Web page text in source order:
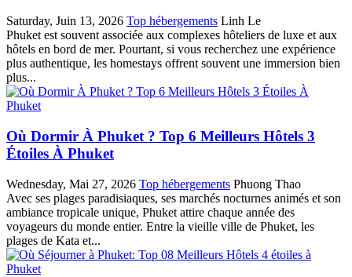
Saturday, Juin 13, 2026 Top hébergements Linh Le
Phuket est souvent associée aux complexes hôteliers de luxe et aux
hôtels en bord de mer. Pourtant, si vous recherchez une expérience
plus authentique, les homestays offrent souvent une immersion bien
plus...
Où Dormir À Phuket ? Top 6 Meilleurs Hôtels 3
Étoiles À Phuket
Wednesday, Mai 27, 2026 Top hébergements Phuong Thao
Avec ses plages paradisiaques,‎ ses marchés nocturnes animés et son
ambiance tropicale unique,‎ Phuket attire chaque année des
voyageurs du monde entier. Entre la vieille ville de Phuket,‎ les
plages de Kata et...